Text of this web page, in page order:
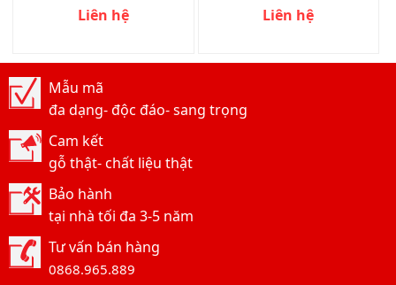
Liên hệ
Liên hệ
Mẫu mã
đa dạng- độc đáo- sang trọng
Cam kết
gỗ thật- chất liệu thật
Bảo hành
tại nhà tối đa 3-5 năm
Tư vấn bán hàng
0868.965.889